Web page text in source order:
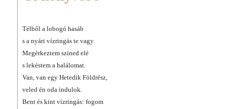
Télből a lobogó hasáb
s a nyári vízringás te vagy.
Megérkeztem színed elé
s lekéstem a halálomat.
Van, van egy Hetedik Földrész,
veled én oda indulok.
Bent és kint vízringás: fogom